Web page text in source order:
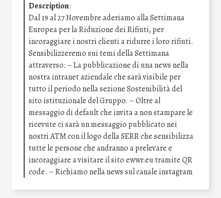
Description:
Dal 19 al 27 Novembre aderiamo alla Settimana
Europea per la Riduzione dei Rifiuti, per
incoraggiare i nostri clienti a ridurre i loro rifiuti.
Sensibilizzeremo sui temi della Settimana
attraverso: – La pubblicazione di una news nella
nostra intranet aziendale che sarà visibile per
tutto il periodo nella sezione Sostenibilità del
sito istituzionale del Gruppo. – Oltre al
messaggio di default che invita a non stampare le
ricevute ci sarà un messaggio pubblicato nei
nostri ATM con il logo della SERR che sensibilizza
tutte le persone che andranno a prelevare e
incoraggiare a visitare il sito ewwr.eu tramite QR
code. – Richiamo nella news sul canale instagram